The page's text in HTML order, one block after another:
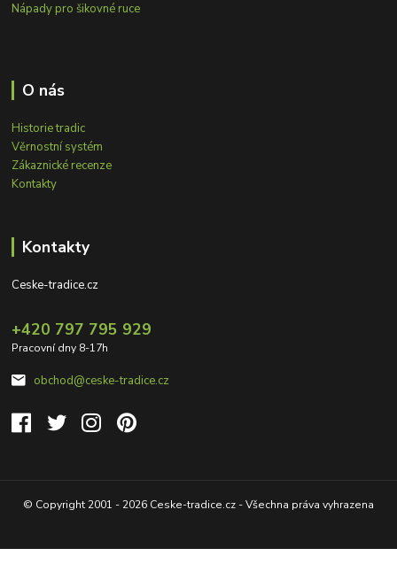
Nápady pro šikovné ruce
O nás
Historie tradic
Věrnostní systém
Zákaznické recenze
Kontakty
Kontakty
Ceske-tradice.cz
+420 797 795 929
Pracovní dny 8-17h
obchod@ceske-tradice.cz
© Copyright 2001 - 2026 Ceske-tradice.cz - Všechna práva vyhrazena